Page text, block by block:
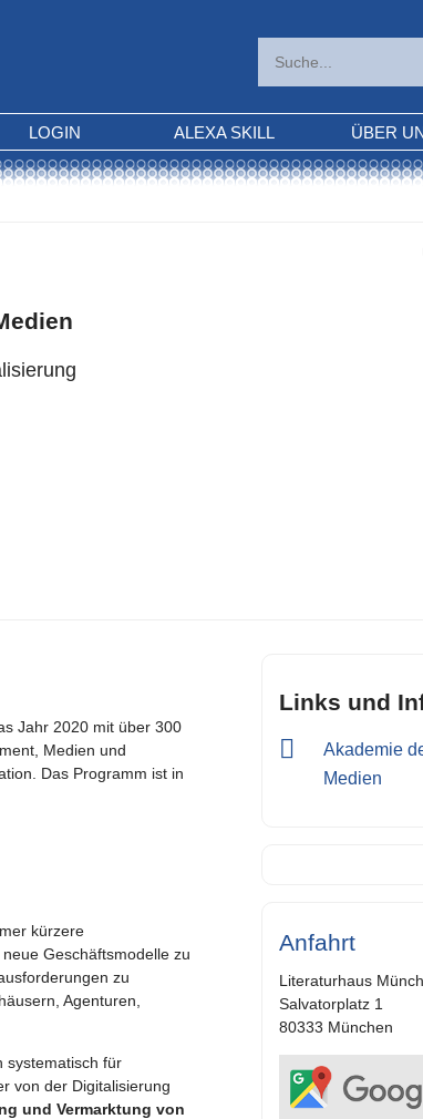
LOGIN ALEXA SKILL ÜBER
Jahr 2020 mit über 300
Medien und
Das Programm ist in
kürzere
Geschäftsmodelle zu
zu
Agenturen,
systematisch für
von der Digitalisierung
und Vermarktung von
Links und
Akademie
Medien
Anfahrt
Literaturhaus
Salvatorplatz 1
80333 München